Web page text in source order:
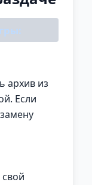
архив из
Если